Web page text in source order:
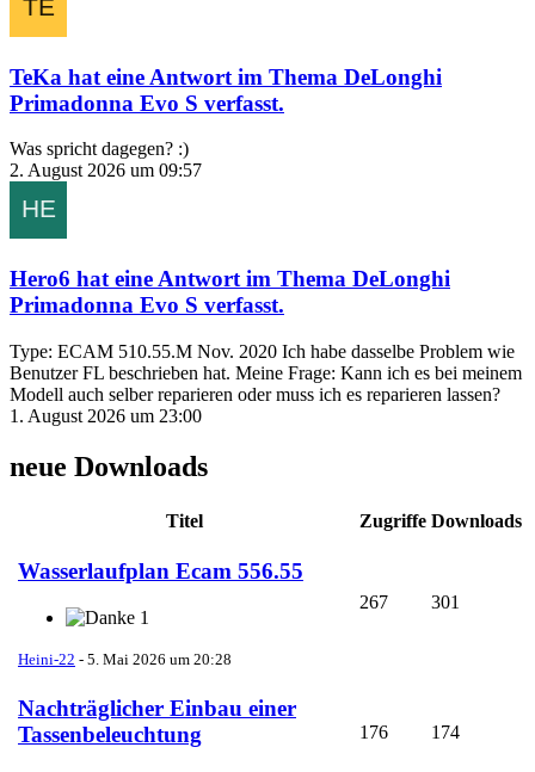
TeKa hat eine Antwort im Thema DeLonghi
Primadonna Evo S verfasst.
Was spricht dagegen? :)
2. August 2026 um 09:57
Hero6 hat eine Antwort im Thema DeLonghi
Primadonna Evo S verfasst.
Type: ECAM 510.55.M Nov. 2020 Ich habe dasselbe Problem wie
Benutzer FL beschrieben hat. Meine Frage: Kann ich es bei meinem
Modell auch selber reparieren oder muss ich es reparieren lassen?
1. August 2026 um 23:00
neue Downloads
Titel Zugriffe Downloads
Wasserlaufplan Ecam 556.55
1
Heini-22 - 5. Mai 2026 um 20:28
267 301
Nachträglicher Einbau einer
Tassenbeleuchtung
176 174